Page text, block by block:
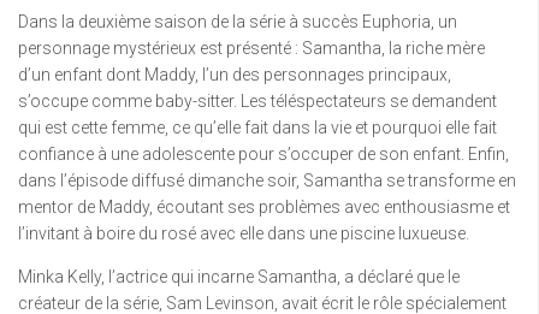
Dans la deuxième saison de la série à succès Euphoria, un
personnage mystérieux est présenté : Samantha, la riche mère
d’un enfant dont Maddy, l’un des personnages principaux,
s’occupe comme baby-sitter. Les téléspectateurs se demandent
qui est cette femme, ce qu’elle fait dans la vie et pourquoi elle fait
confiance à une adolescente pour s’occuper de son enfant. Enfin,
dans l’épisode diffusé dimanche soir, Samantha se transforme en
mentor de Maddy, écoutant ses problèmes avec enthousiasme et
l’invitant à boire du rosé avec elle dans une piscine luxueuse.
Minka Kelly, l’actrice qui incarne Samantha, a déclaré que le
créateur de la série, Sam Levinson, avait écrit le rôle spécialement